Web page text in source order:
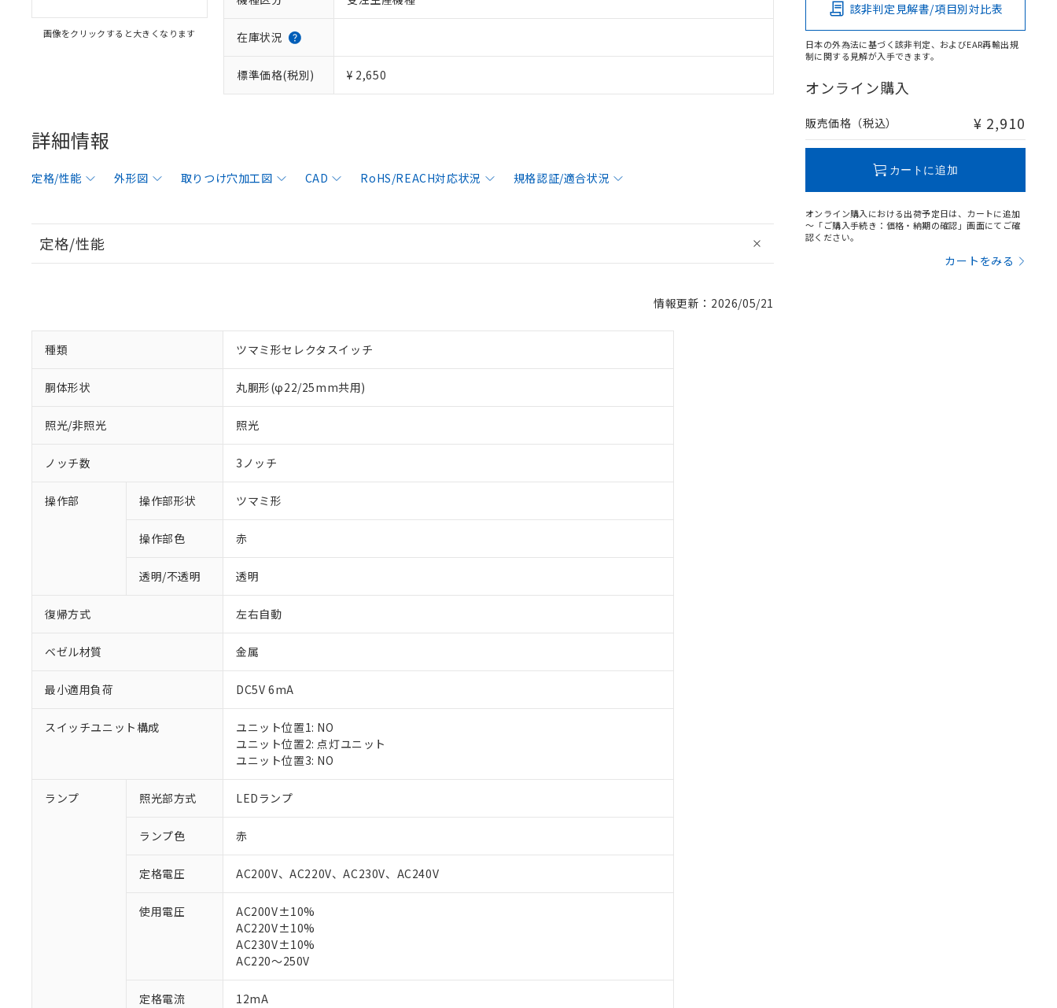
画像をクリックすると大きくなります 在庫状況
標準価格(税別) ¥ 2,650
詳細情報
定格/性能 外形図 取りつけ穴加工図 CAD RoHS/REACH対応状況 規格認証/適合状況
定格/性能
情報更新：2026/05/21
種類 ツマミ形セレクタスイッチ
胴体形状 丸胴形(φ22/25mm共用)
照光/非照光 照光
ノッチ数 3ノッチ
操作部 操作部形状 ツマミ形
操作部色 赤
透明/不透明 透明
復帰方式 左右自動
ベゼル材質 金属
最小適用負荷 DC5V 6mA
スイッチユニット構成
ユニット位置1: NO
ユニット位置2: 点灯ユニット
ユニット位置3: NO
ランプ 照光部方式 LEDランプ
ランプ色 赤
定格電圧 AC200V、AC220V、AC230V、AC240V
使用電圧
AC200V±10%
AC220V±10%
AC230V±10%
AC220～250V
定格電流 12mA
該非判定見解書/項目別対比表
日本の外為法に基づく該非判定、およびEAR再輸出規
制に関する見解が入手できます。
オンライン購入
販売価格（税込） ¥ 2,910
カートに追加
オンライン購入における出荷予定日は、カートに追加
～「ご購入手続き：価格・納期の確認」画面にてご確
認ください。
カートをみる
ご利用条件
以下の条件をお読みいただき、同意のうえご利用ください。
※1 対応状況
対応済み：EU RoHS指令（10物質）の非含有に対応した製品が提供可能な商品です。
対応予定：EU RoHS指令（10物質）の非含有に対応した製品に切り替える予定のある商品です。
対応予定なし：EU RoHS指令（10物質）の非含有に非対応の商品で、対応品を出す予定はありません。
調査・確認中：EU RoHS指令（10物質）の非含有の対応状況を調査中または確認中の商品です。
非該当品：ライセンス料など無形物で、有害物質有無と関係のない商品です。
仕入先様の事情により、非含有部品としていたものが、含有品と判明した場合などやむを得ず変更すること
があります。
鉛(Pb) 1000ppm以下、 水銀(Hg) 1000ppm以下、 カドミウム(Cd) 100ppm以下、
※1 中国RoHS○×表
「○」：最大均質材料含有率が中国RoHSの基準値以下であることを示します。
「×」：最大均質材料含有率が中国RoHSの基準値を超えていることを示します。
「－」：未確認です。当社販売部門へお問い合わせください。